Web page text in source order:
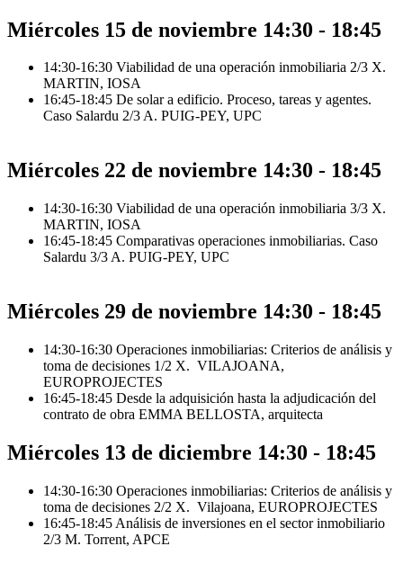
Miércoles 15 de noviembre 14:30 - 18:45
14:30-16:30 Viabilidad de una operación inmobiliaria 2/3 X.
MARTIN, IOSA
16:45-18:45 De solar a edificio. Proceso, tareas y agentes.
Caso Salardu 2/3 A. PUIG-PEY, UPC
Miércoles 22 de noviembre 14:30 - 18:45
14:30-16:30 Viabilidad de una operación inmobiliaria 3/3 X.
MARTIN, IOSA
16:45-18:45 Comparativas operaciones inmobiliarias. Caso
Salardu 3/3 A. PUIG-PEY, UPC
Miércoles 29 de noviembre 14:30 - 18:45
14:30-16:30 Operaciones inmobiliarias: Criterios de análisis y
toma de decisiones 1/2 X. VILAJOANA,
EUROPROJECTES
16:45-18:45 Desde la adquisición hasta la adjudicación del
contrato de obra EMMA BELLOSTA, arquitecta
Miércoles 13 de diciembre 14:30 - 18:45
14:30-16:30 Operaciones inmobiliarias: Criterios de análisis y
toma de decisiones 2/2 X. Vilajoana, EUROPROJECTES
16:45-18:45 Análisis de inversiones en el sector inmobiliario
2/3 M. Torrent, APCE